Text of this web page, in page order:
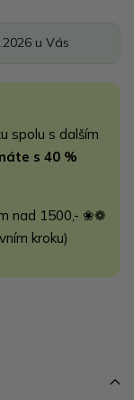
u Vás
spolu s dalším
s 40 %
nad 1500,- ❀❁
kroku)